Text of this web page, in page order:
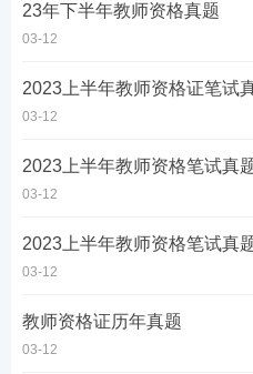
23年下半年教师资格真题
03-12
2023上半年教师资格证笔试
03-12
2023上半年教师资格笔试真
03-12
2023上半年教师资格笔试真
03-12
教师资格证历年真题
03-12